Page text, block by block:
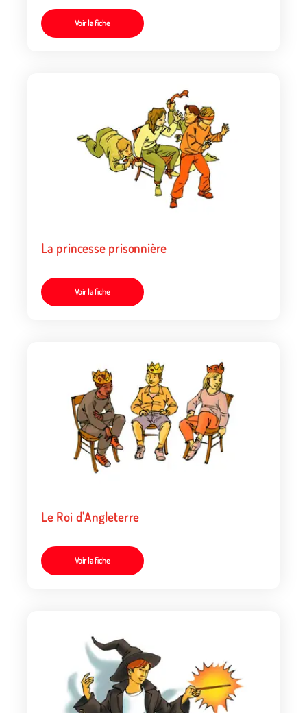
Voir la fiche
La princesse prisonnière
Voir la fiche
Le Roi d'Angleterre
Voir la fiche